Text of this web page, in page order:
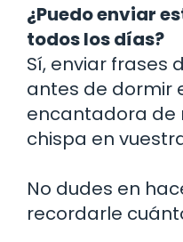
¿Puedo enviar
todos los días?
Sí, enviar frases
antes de dormir
encantadora de
chispa en
No dudes en
recordarle